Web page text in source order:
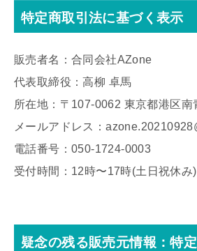
特定商取引法に基づく表示
販売者名：合同会社AZone
代表取締役：高柳 卓馬
所在地：〒107-0062 東京都港区南
メールアドレス：
電話番号：050-1724-0003
受付時間：12時〜17時(土日祝休み)
疑念の残る販売元情報：特